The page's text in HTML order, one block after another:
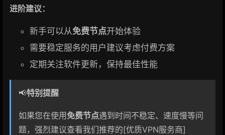
进阶建议：
新手可以从免费节点开始体验
需要稳定服务的用户建议考虑付费方案
定期关注软件更新，保持最佳性能
📢特别提醒
如果您在使用免费节点遇到时间不稳定、速度慢等问
题，强烈建议查看我们推荐的[优质VPN服务商]